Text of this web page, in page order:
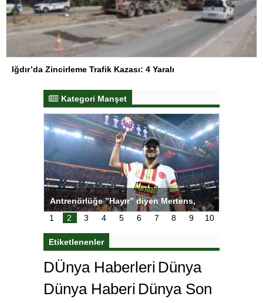
Iğdır’da Zincirleme Trafik Kazası: 4 Yaralı
Kategori Manşet
Antrenörlüğe ”Hayır” diyen Mertens,
Galatasaray’dan bakın ne istedi
1
2 3 4 5 6 7 8 9 10
Etiketlenenler
DÜnya Haberleri Dünya
Dünya Haberi Dünya Son